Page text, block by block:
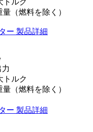
トルク
量（燃料を除く）
ー 製品詳細
トルク
量（燃料を除く）
ー 製品詳細